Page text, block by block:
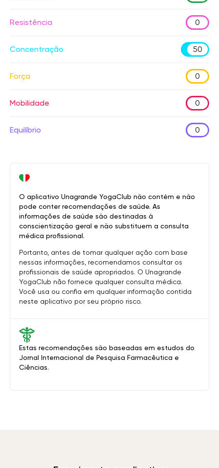
Resistência 0
Concentração 50
Força 0
Mobilidade 0
Equilíbrio 0
Estas recomendações são baseadas em estudos do
Jornal Internacional de Pesquisa Farmacêutica e
Ciências.
O aplicativo Unagrande YogaClub não contém e não
pode conter recomendações de saúde. As
informações de saúde são destinadas à
conscientização geral e não substituem a consulta
médica profissional.
Portanto, antes de tomar qualquer ação com base
nessas informações, recomendamos consultar os
profissionais de saúde apropriados. O Unagrande
YogaClub não fornece qualquer consulta médica.
Você usa ou confia em qualquer informação contida
neste aplicativo por seu próprio risco.